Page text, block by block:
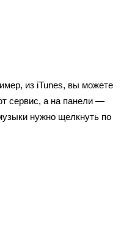
из iTunes, вы можете
сервис, а на панели —
нужно щелкнуть по